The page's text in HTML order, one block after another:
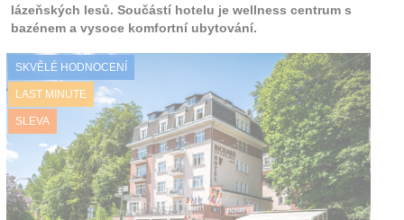
Atrakce
O nás
Kontakt
lázeňských lesů. Součástí hotelu je wellness centrum s
bazénem a vysoce komfortní ubytování.
SKVĚLÉ HODNOCENÍ
LAST MINUTE
SLEVA